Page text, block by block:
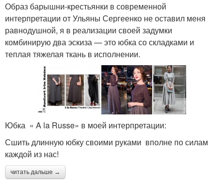
Образ барышни-крестьянки в современной
интерпретации от Ульяны Сергеенко не оставил меня
равнодушной, я в реализации своей задумки
комбинирую два эскиза — это юбка со складками и
теплая тяжелая ткань в исполнении.
Юбка « A la Russe» в моей интерпретации:
Сшить длинную юбку своими руками вполне по силам
каждой из нас!
читать дальше →